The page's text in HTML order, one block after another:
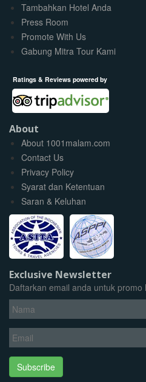
Tambahkan Hotel Anda
Press Room
Promote With Us
Gabung Mitra Tour Kami
Ratings & Reviews powered by
About
About 1001malam.com
Contact Us
Privacy Policy
Syarat dan Ketentuan
Saran & Keluhan
Exclusive Newsletter
Daftarkan email anda untuk promo